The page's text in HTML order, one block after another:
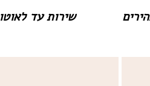
שירות עד לאוטו